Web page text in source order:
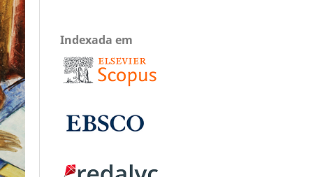
Indexada em